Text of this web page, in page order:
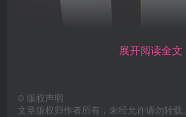
展开阅读全文
© 版权声明
文章版权归作者所有，未经允许请勿转载。